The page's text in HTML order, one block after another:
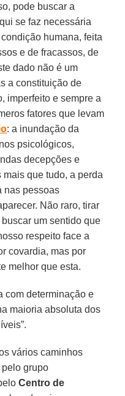
pode buscar a
se faz necessária
humana, feita
e de fracassos, de
dado não é um
a constituição de
imperfeito e sempre a
fatores que levam
: a inundação da
psicológicos,
decepções e
que tudo, a perda
nas pessoas
Não raro, tirar
um sentido que
respeito face a
covardia, mas por
melhor que esta.
com determinação e
maioria absoluta dos
vários caminhos
grupo
Centro de